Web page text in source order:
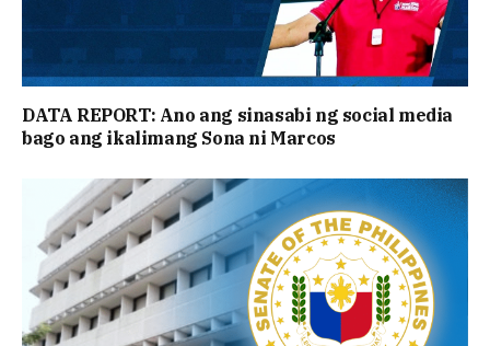
DATA REPORT: Ano ang sinasabi ng social media
bago ang ikalimang Sona ni Marcos